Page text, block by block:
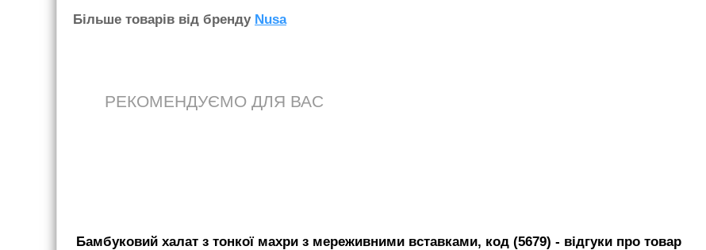
Бiльше товарiв вiд бренду Nusa
РЕКОМЕНДУЄМО ДЛЯ ВАС
Бамбуковий халат з тонкої махри з мереживними вставками, код (5679) - вiдгуки про товар